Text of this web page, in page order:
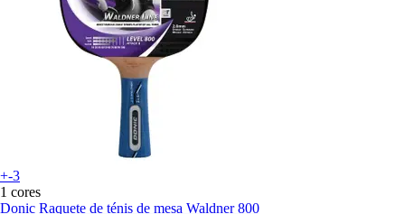
+-3
1 cores
Donic Raquete de ténis de mesa Waldner 800